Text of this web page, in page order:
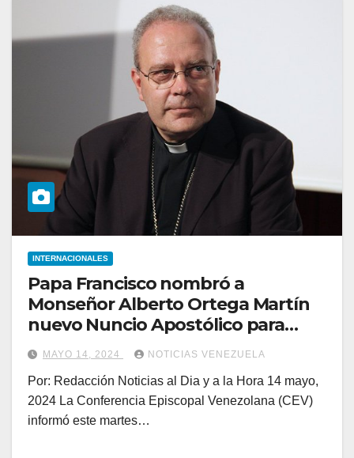
INTERNACIONALES
Papa Francisco nombró a
Monseñor Alberto Ortega Martín
nuevo Nuncio Apostólico para
Venezuela
MAYO 14, 2024 NOTICIAS VENEZUELA
Por: Redacción Noticias al Dia y a la Hora 14 mayo,
2024 La Conferencia Episcopal Venezolana (CEV)
informó este martes…